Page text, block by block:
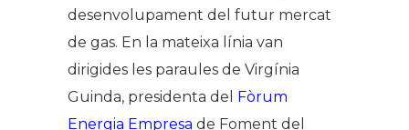
desenvolupament del futur mercat
de gas. En la mateixa línia van
dirigides les paraules de Virgínia
Guinda, presidenta del Fòrum
Energia Empresa de Foment del